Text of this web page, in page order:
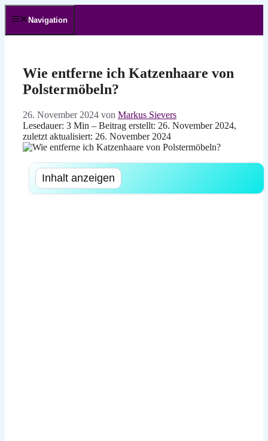
Zum
Inhalt Navigation
Wie entferne ich Katzenhaare von
Polstermöbeln?
26. November 2024 von Markus Sievers
Lesedauer: 3 Min – Beitrag erstellt: 26. November 2024,
zuletzt aktualisiert: 26. November 2024
Inhalt anzeigen